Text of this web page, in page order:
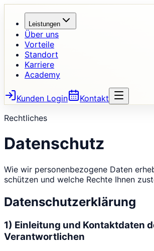
Leistungen
Über uns
Vorteile
Standort
Karriere
Academy
Kunden Login
Kontakt
Rechtliches
Datenschutz
Wie wir personenbezogene Daten
schützen und welche Rechte Ihnen
Datenschutzerklärung
1) Einleitung und Kontaktdaten
Verantwortlichen